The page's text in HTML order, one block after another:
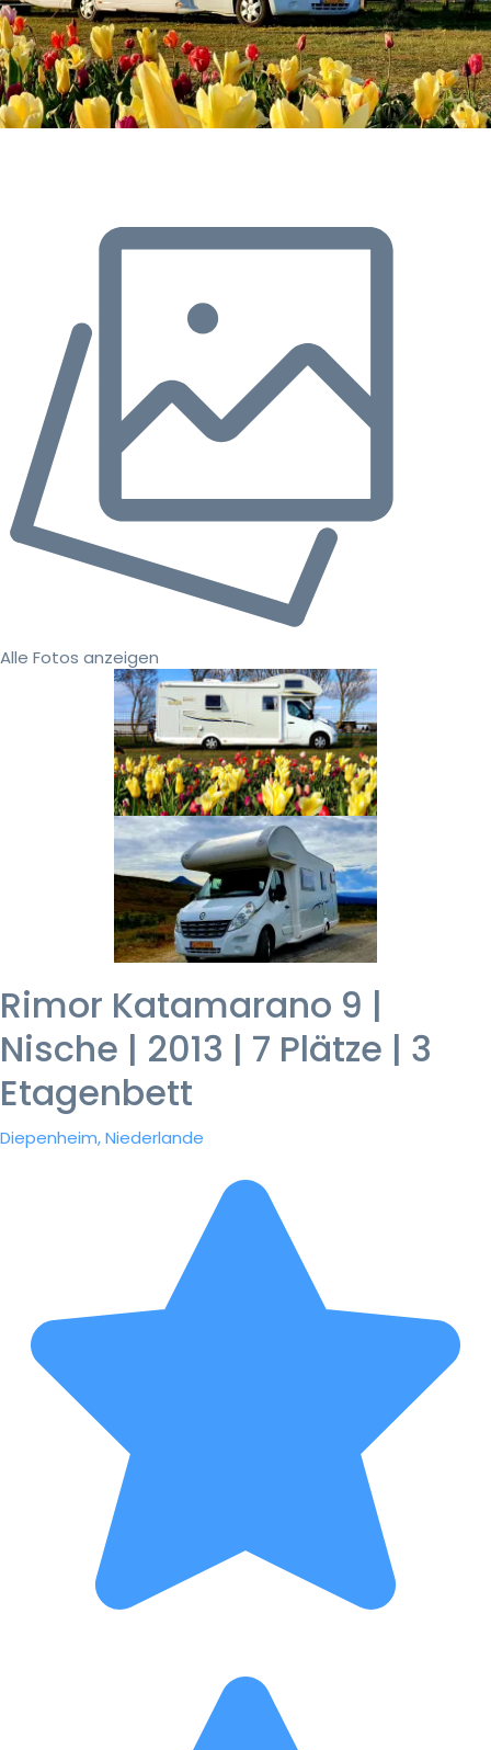
Alle Fotos anzeigen
Rimor Katamarano 9 |
Nische | 2013 | 7 Plätze | 3
Etagenbett
Diepenheim, Niederlande